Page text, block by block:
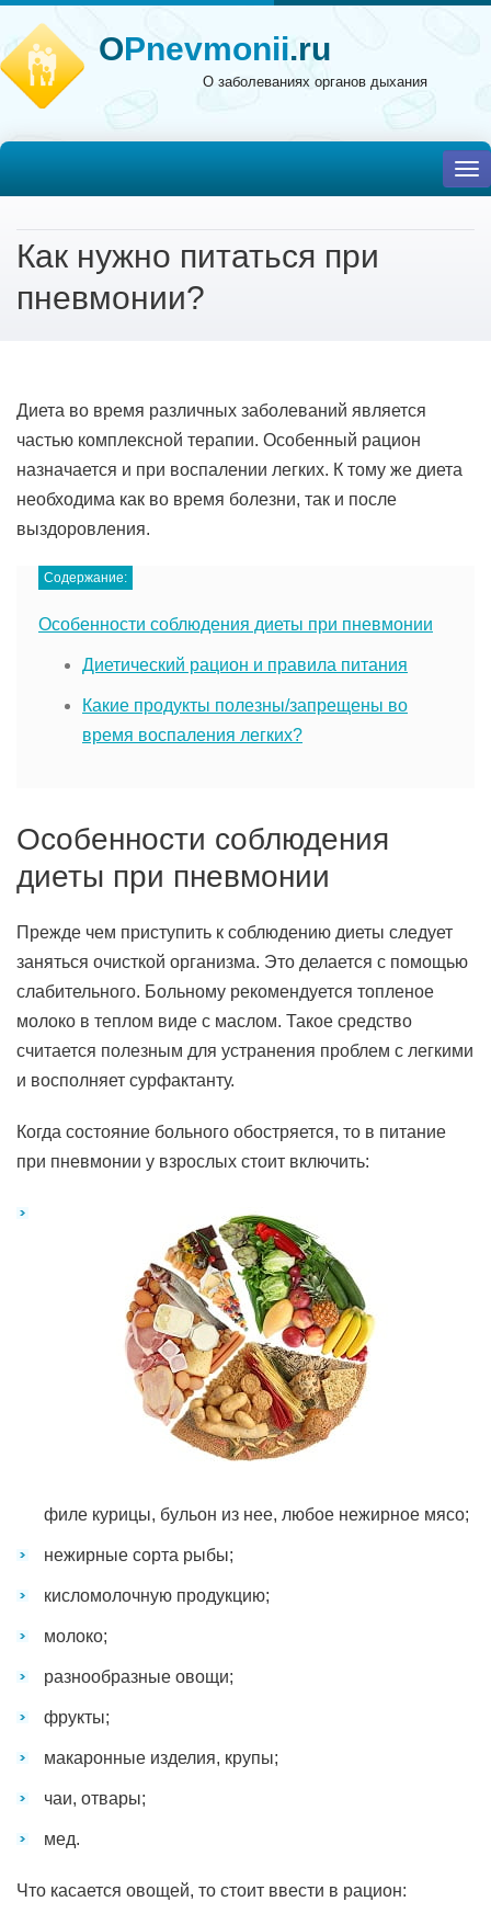
OPnevmonii.ru
О заболеваниях органов дыхания
Как нужно питаться при
пневмонии?
Диета во время различных заболеваний является
частью комплексной терапии. Особенный рацион
назначается и при воспалении легких. К тому же диета
необходима как во время болезни, так и после
выздоровления.
Содержание:
Особенности соблюдения диеты при пневмонии
Диетический рацион и правила питания
Какие продукты полезны/запрещены во
время воспаления легких?
Особенности соблюдения
диеты при пневмонии
Прежде чем приступить к соблюдению диеты следует
заняться очисткой организма. Это делается с помощью
слабительного. Больному рекомендуется топленое
молоко в теплом виде с маслом. Такое средство
считается полезным для устранения проблем с легкими
и восполняет сурфактанту.
Когда состояние больного обостряется, то в питание
при пневмонии у взрослых стоит включить:
филе курицы, бульон из нее, любое нежирное мясо;
нежирные сорта рыбы;
кисломолочную продукцию;
молоко;
разнообразные овощи;
фрукты;
макаронные изделия, крупы;
чаи, отвары;
мед.
Что касается овощей, то стоит ввести в рацион: